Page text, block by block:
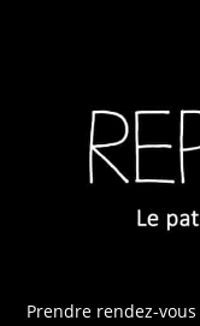
Prendre rendez-vous